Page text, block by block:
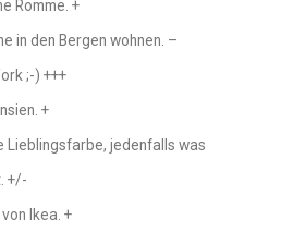
Romme. +
in den Bergen wohnen. –
;-) +++
+
Lieblingsfarbe, jedenfalls was
+/-
von Ikea. +